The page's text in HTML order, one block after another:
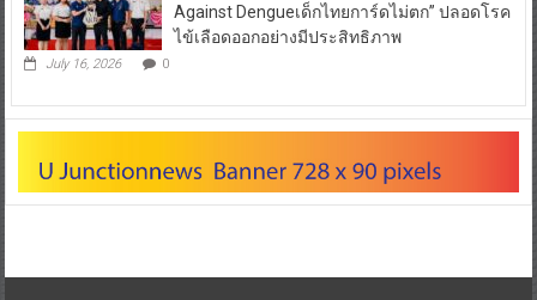
Against Dengueเด็กไทยการ์ดไม่ตก” ปลอดโรค
ไข้เลือดออกอย่างมีประสิทธิภาพ
July 16, 2026 0